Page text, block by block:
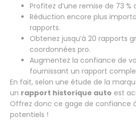
Profitez d’une remise de 73 %
Réduction encore plus
rapports.
Obtenez jusqu’à 20 rapports
coordonnées pro.
Augmentez la confiance de
fournissant un rapport
En fait, selon une étude de la
un rapport historique auto est
Offrez donc ce gage de confiance
potentiels !